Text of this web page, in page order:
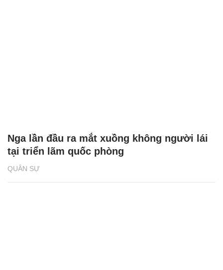
QUÂN SỰ
Nga lần đầu ra mắt xuồng không người lái
tại triển lãm quốc phòng